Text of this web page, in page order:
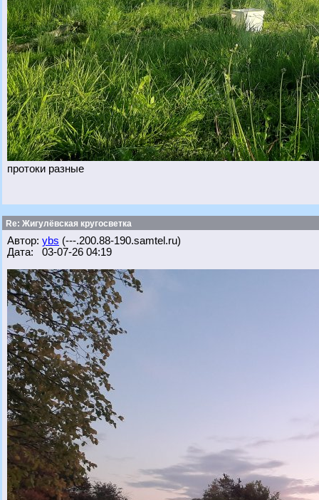
протоки разные
Re: Жигулёвская кругосветка
Автор: ybs (---.200.88-190.samtel.ru)
Дата: 03-07-26 04:19